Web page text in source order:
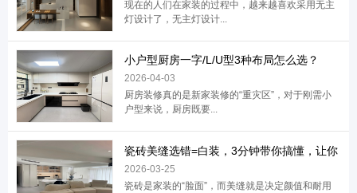
现在的人们在家装的过程中，越来越喜欢采用无主
灯设计了，无主灯设计...
小户型厨房一字/L/U型3种布局怎么选？
2026-04-03
厨房装修真的是新家装修的“重灾区”，对于刚需小
户型来说，厨房既要...
瓷砖美缝选错=白装，3分钟带你搞懂，让你
2026-03-25
瓷砖是家装的“脸面”，而美缝就是决定颜值和耐用